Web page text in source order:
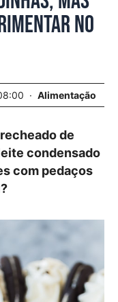
no
Alimentação
de
condensado
com pedaços